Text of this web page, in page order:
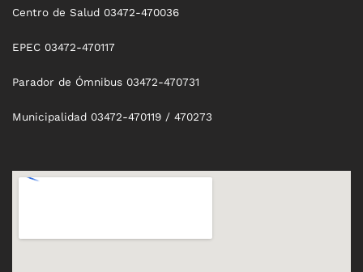
Centro de Salud 03472-470036
EPEC 03472-470117
Parador de Ómnibus 03472-470731
Municipalidad 03472-470119 / 470273